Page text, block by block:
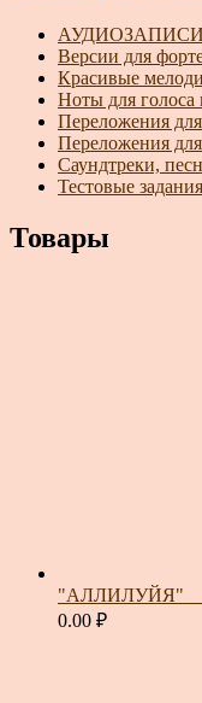
АУДИОЗАПИСИ
Версии для
Красивые
Ноты для голоса
Переложения
Переложения
Саундтреки,
Тестовые задания
Товары
"АЛЛИЛУЙЯ" _
0.00 ₽